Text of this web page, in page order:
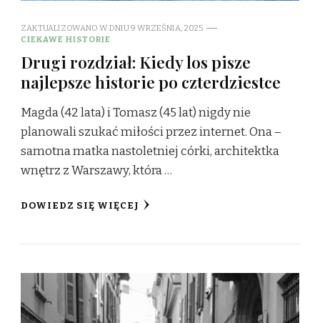
ZAKTUALIZOWANO W DNIU9 WRZEŚNIA, 2025
CIEKAWE HISTORIE
Drugi rozdział: Kiedy los pisze
najlepsze historie po czterdziestce
Magda (42 lata) i Tomasz (45 lat) nigdy nie
planowali szukać miłości przez internet. Ona –
samotna matka nastoletniej córki, architektka
wnętrz z Warszawy, która …
DOWIEDZ SIĘ WIĘCEJ